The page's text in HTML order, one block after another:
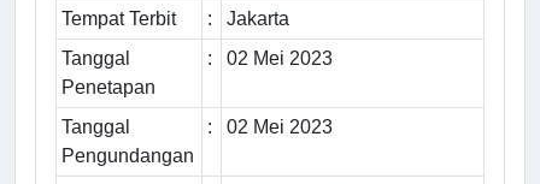
Tempat Terbit :
Jakarta
Tanggal
Penetapan
: 02 Mei 2023
Tanggal
Pengundangan
: 02 Mei 2023